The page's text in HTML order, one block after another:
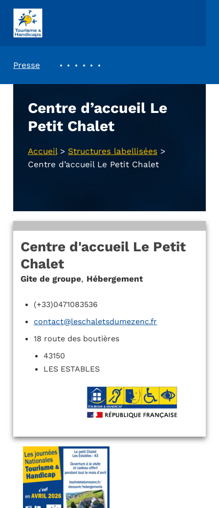
ASSOCIATION TOURISME ET HANDICAPS
Presse
Centre d’accueil Le
Petit Chalet
Accueil> Structures labellisées >
Centre d’accueil Le Petit Chalet
Centre d'accueil Le Petit
Chalet
Gite de groupe, Hébergement
(+33)0471083536
contact@leschaletsdumezenc.fr
18 route des boutières
43150
LES ESTABLES